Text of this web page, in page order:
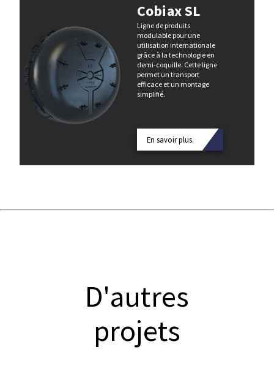
Cobiax SL
Ligne de produits
modulable pour une
utilisation internationale
grâce à la technologie en
demi-coquille. Cette ligne
permet un transport
efficace et un montage
simplifié.
En savoir plus.
D'autres
projets